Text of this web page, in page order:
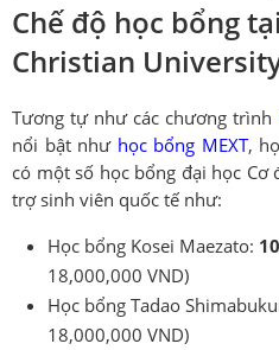
Chế độ học bổng
Christian
Tương tự như các chương trình
nổi bật như học bổng MEXT,
có một số học bổng đại học Cơ
trợ sinh viên quốc tế như:
Học bổng Kosei Maezato:
18,000,000 VND)
Học bổng Tadao
18,000,000 VND)